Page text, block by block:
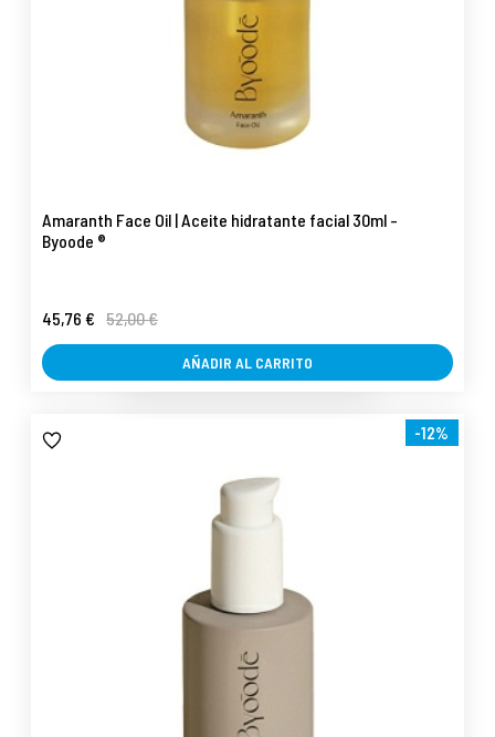
Amaranth Face Oil | Aceite hidratante facial 30ml -
Byoode ®
45,76 € 52,00 €
AÑADIR AL CARRITO
-12%